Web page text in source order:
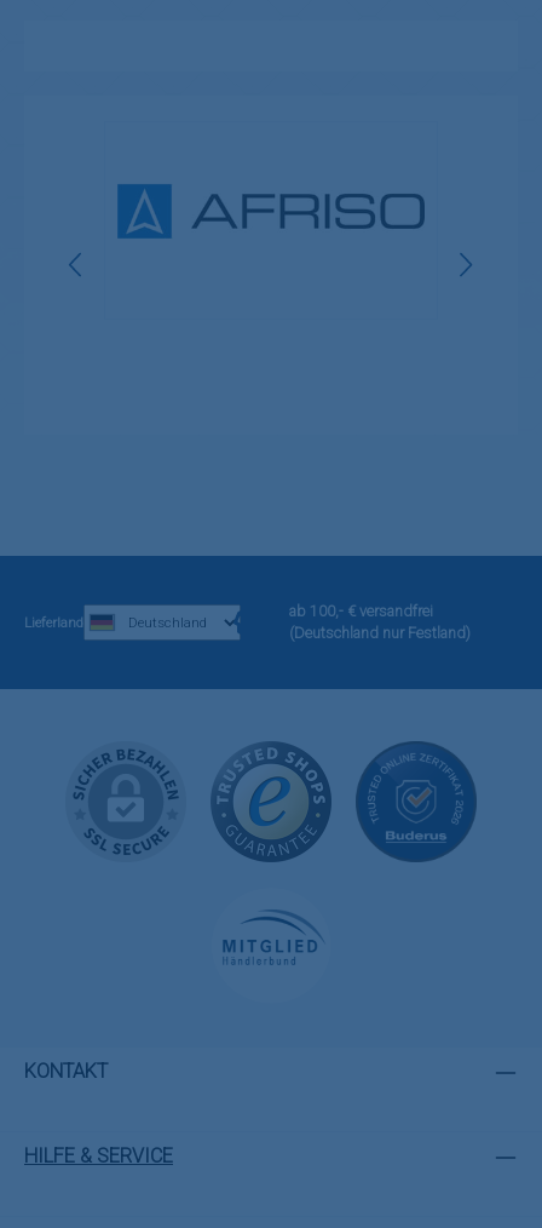
Lieferland
ab 100,- € versandfrei
(Deutschland nur Festland)
KONTAKT
HILFE & SERVICE